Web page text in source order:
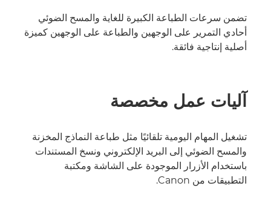
تضمن سرعات الطباعة الكبيرة للغاية والمسح الضوئي
أحادي التمرير على الوجهين والطباعة على الوجهين كميزة
أصلية إنتاجية فائقة.
آليات عمل مخصصة
تشغيل المهام اليومية تلقائيًا مثل طباعة النماذج المخزنة
والمسح الضوئي إلى البريد الإلكتروني ونسخ المستندات
باستخدام الأزرار الموجودة على الشاشة ومكتبة
التطبيقات من Canon.